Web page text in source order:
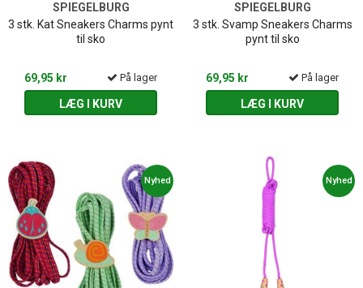
SPIEGELBURG
3 stk. Kat Sneakers Charms pynt
til sko
69,95 kr På lager
LÆG I KURV
SPIEGELBURG
3 stk. Svamp Sneakers Charms
pynt til sko
69,95 kr På lager
LÆG I KURV
Nyhed Nyhed